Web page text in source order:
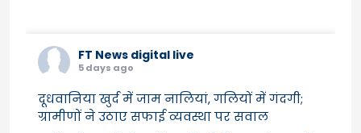
FT News digital live
5 days ago
दूधवानिया खुर्द में जाम नालियां, गलियों में गंदगी;
ग्रामीणों ने उठाए सफाई व्यवस्था पर सवाल